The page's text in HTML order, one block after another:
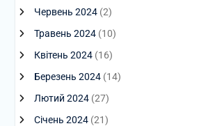
Червень 2024(2)
Травень 2024(10)
Квітень 2024(16)
Березень 2024(14)
Лютий 2024(27)
Січень 2024(21)